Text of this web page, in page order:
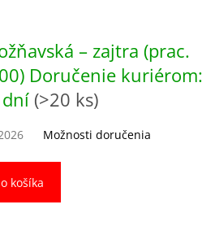
– zajtra (prac.
Doručenie kuriérom:
(>20 ks)
Možnosti doručenia
košíka